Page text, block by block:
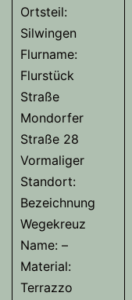
Ortsteil:
Silwingen
Flurname:
Flurstück
Straße
Mondorfer
Straße 28
Vormaliger
Standort:
Bezeichnung
Wegekreuz
Name: –
Material:
Terrazzo